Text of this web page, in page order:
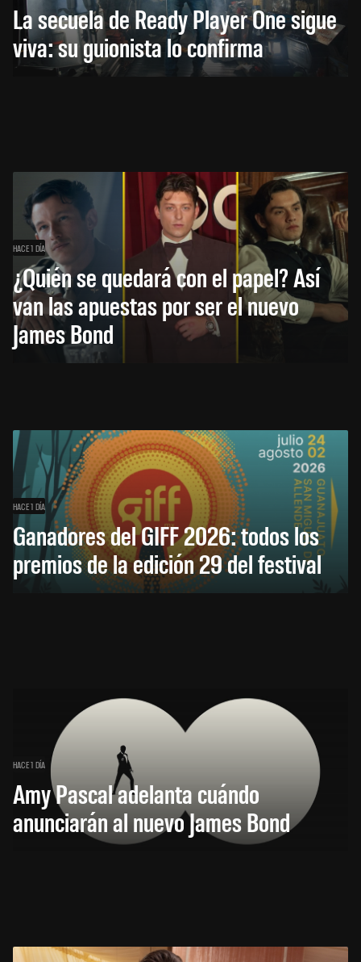
La secuela de Ready Player One sigue
viva: su guionista lo confirma
HACE 1 DÍA
¿Quién se quedará con el papel? Así
van las apuestas por ser el nuevo
James Bond
HACE 1 DÍA
Ganadores del GIFF 2026: todos los
premios de la edición 29 del festival
HACE 1 DÍA
Amy Pascal adelanta cuándo
anunciarán al nuevo James Bond